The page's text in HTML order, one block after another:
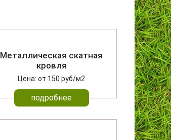
Металлическая скатная
кровля
Цена: от 150 руб/м2
подробнее